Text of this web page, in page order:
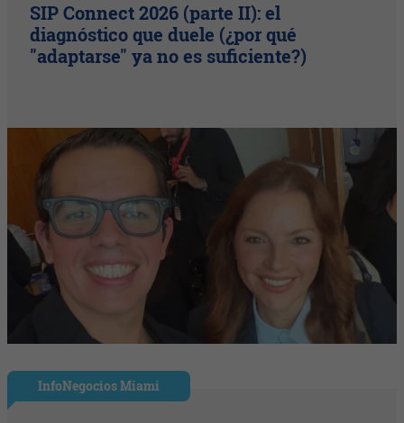
SIP Connect 2026 (parte II): el
diagnóstico que duele (¿por qué
"adaptarse" ya no es suficiente?)
InfoNegocios Miami